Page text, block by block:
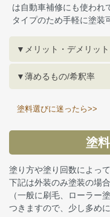
は自動車補修にも使われ
タイプのため手軽に塗装
▼メリット・デメリット
▼薄めるもの/希釈率
塗料選びに迷ったら>>
塗
塗り方や塗り回数によっ
下記は外装のみ塗装の場
（一般に刷毛、ローラー
つきますので、少し多め